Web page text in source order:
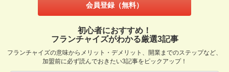
会員登録（無料）
初心者におすすめ！
フランチャイズがわかる厳選3記事
フランチャイズの意味からメリット・デメリット、開業までのステップなど、
加盟前に必ず読んでおきたい3記事をピックアップ！